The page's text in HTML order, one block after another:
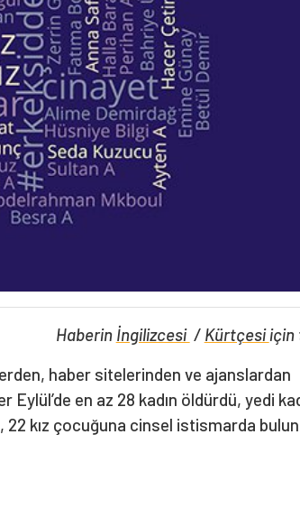
Haberin İngilizcesi / Kürtçesiiçin
haber sitelerinden ve ajanslardan
en az 28 kadın öldürdü, yedi
22 kız çocuğuna cinsel istismarda